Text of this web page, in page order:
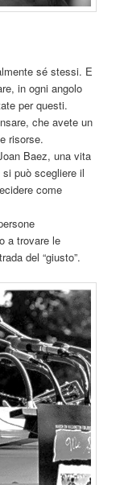
sé stessi. E
in ogni angolo
per questi.
che avete un
risorse.
Baez, una vita
si può scegliere il
come
a trovare le
del “giusto”.